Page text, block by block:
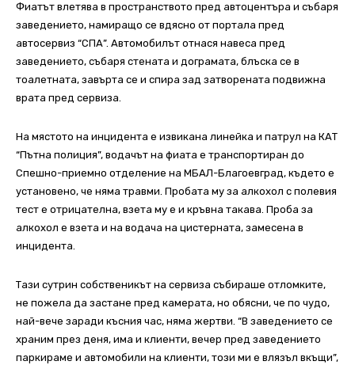
Фиатът влетява в пространството пред автоцентъра и събаря
заведението, намиращо се вдясно от портала пред
автосервиз “СПА”. Автомобилът отнася навеса пред
заведението, събаря стената и дограмата, блъска се в
тоалетната, завърта се и спира зад затворената подвижна
врата пред сервиза.
На мястото на инцидента е извикана линейка и патрул на КАТ
“Пътна полиция”, водачът на фиата е транспортиран до
Спешно-приемно отделение на МБАЛ-Благоевград, където е
установено, че няма травми. Пробата му за алкохол с полевия
тест е отрицателна, взета му е и кръвна такава. Проба за
алкохол е взета и на водача на цистерната, замесена в
инцидента.
Тази сутрин собственикът на сервиза събираше отломките,
не пожела да застане пред камерата, но обясни, че по чудо,
най-вече заради късния час, няма жертви. “В заведението се
храним през деня, има и клиенти, вечер пред заведението
паркираме и автомобили на клиенти, този ми е влязъл вкъщи”,